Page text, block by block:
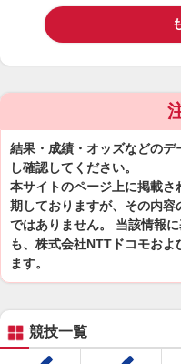
結果・成績・オッズなどの
し確認してください。
本サイトのページ上に掲載
期しておりますが、その内
ではありません。 当該情報
も、株式会社NTTドコモお
ます。
競技一覧